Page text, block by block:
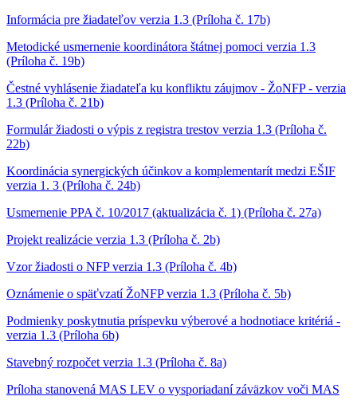
Informácia pre žiadateľov verzia 1.3 (Príloha č. 17b)
Metodické usmernenie koordinátora štátnej pomoci verzia 1.3
(Príloha č. 19b)
Čestné vyhlásenie žiadateľa ku konfliktu záujmov - ŽoNFP - verzia
1.3 (Príloha č. 21b)
Formulár žiadosti o výpis z registra trestov verzia 1.3 (Príloha č.
22b)
Koordinácia synergických účinkov a komplementarít medzi EŠIF
verzia 1. 3 (Príloha č. 24b)
Usmernenie PPA č. 10/2017 (aktualizácia č. 1) (Príloha č. 27a)
Projekt realizácie verzia 1.3 (Príloha č. 2b)
Vzor žiadosti o NFP verzia 1.3 (Príloha č. 4b)
Oznámenie o späťvzatí ŽoNFP verzia 1.3 (Príloha č. 5b)
Podmienky poskytnutia príspevku výberové a hodnotiace kritériá -
verzia 1.3 (Príloha 6b)
Stavebný rozpočet verzia 1.3 (Príloha č. 8a)
Príloha stanovená MAS LEV o vysporiadaní záväzkov voči MAS